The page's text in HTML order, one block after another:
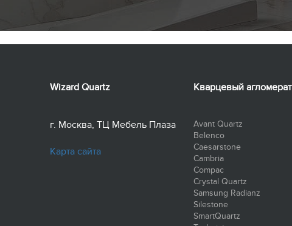
Wizard Quartz
г. Москва, ТЦ Мебель Плаза
Карта сайта
Кварцевый агломерат
Avant Quartz
Belenco
Caesarstone
Cambria
Compac
Crystal Quartz
Samsung Radianz
Silestone
SmartQuartz